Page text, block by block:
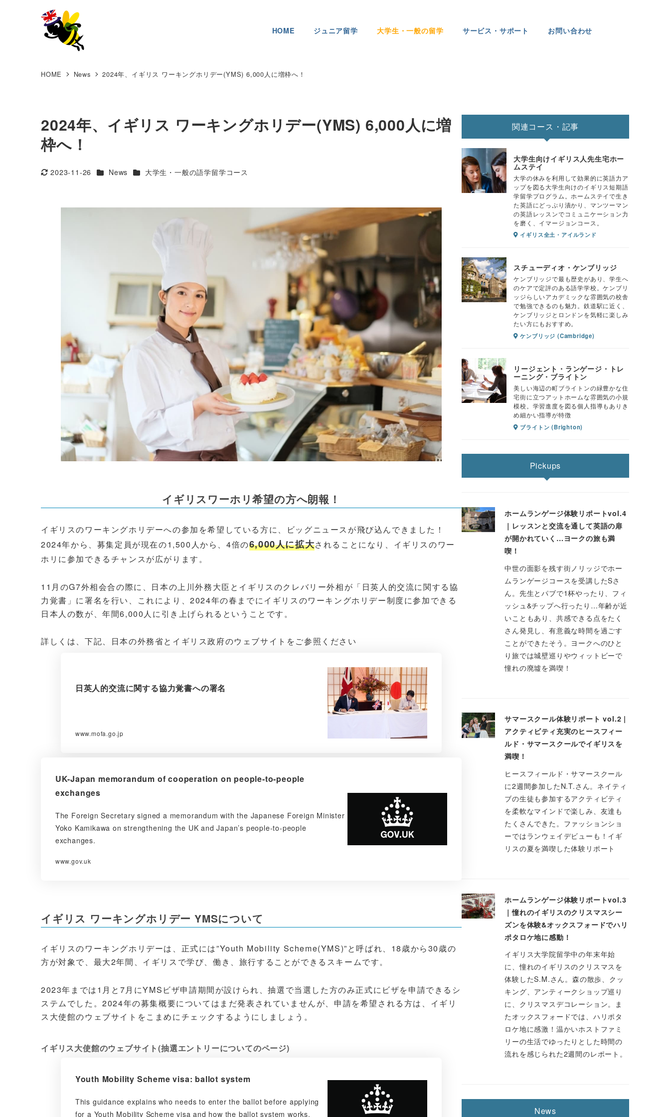
HOME ジュニア留学 大学生・一般の留学 サービス・サポート お問い合わせ
HOME News 2024年、イギリス ワーキングホリデー(YMS) 6,000人に増枠へ！
2024年、イギリス ワーキングホリデー(YMS) 6,000人に増
枠へ！
更新日
2023-11-26 カテゴリー
News カテゴリー
大学生・一般の語学留学コース
イギリスワーホリ希望の方へ朗報！
イギリスのワーキングホリデーへの参加を希望している方に、ビッグニュースが飛び込んできました！
2024年から、募集定員が現在の1,500人から、4倍の6,000人に拡大されることになり、イギリスのワー
ホリに参加できるチャンスが広がります。
11月のG7外相会合の際に、日本の上川外務大臣とイギリスのクレバリー外相が「日英人的交流に関する協
力覚書」に署名を行い、これにより、2024年の春までにイギリスのワーキングホリデー制度に参加できる
日本人の数が、年間6,000人に引き上げられるということです。
詳しくは、下記、日本の外務省とイギリス政府のウェブサイトをご参照ください
日英人的交流に関する協力覚書への署名
www.mofa.go.jp
UK-Japan memorandum of cooperation on people-to-people
exchanges
The Foreign Secretary signed a memorandum with the Japanese Foreign Minister
Yoko Kamikawa on strengthening the UK and Japan’s people-to-people
exchanges.
www.gov.uk
イギリス ワーキングホリデー YMSについて
イギリスのワーキングホリデーは、正式には”Youth Mobility Scheme(YMS)”と呼ばれ、18歳から30歳の
方が対象で、最大2年間、イギリスで学び、働き、旅行することができるスキームです。
2023年までは1月と7月にYMSビザ申請期間が設けられ、抽選で当選した方のみ正式にビザを申請できるシ
ステムでした。2024年の募集概要についてはまだ発表されていませんが、申請を希望される方は、イギリ
ス大使館のウェブサイトをこまめにチェックするようにしましょう。
イギリス大使館のウェブサイト(抽選エントリーについてのページ)
Youth Mobility Scheme visa: ballot system
This guidance explains who needs to enter the ballot before applying
for a Youth Mobility Scheme visa and how the ballot system works.
関連コース・記事
大学生向けイギリス人先生宅ホー
ムステイ
大学の休みを利用して効果的に英語力ア
ップを図る大学生向けのイギリス短期語
学留学プログラム。ホームステイで生き
た英語にどっぷり漬かり、マンツーマン
の英語レッスンでコミュニケーション力
を磨く、イマージョンコース。
イギリス全土・アイルランド
スチューディオ・ケンブリッジ
ケンブリッジで最も歴史があり、学生へ
のケアで定評のある語学学校。ケンブリ
ッジらしいアカデミックな雰囲気の校舎
で勉強できるのも魅力。鉄道駅に近く、
ケンブリッジとロンドンを気軽に楽しみ
たい方にもおすすめ。
ケンブリッジ (Cambridge)
リージェント・ランゲージ・トレ
ーニング・ブライトン
美しい海辺の町ブライトンの緑豊かな住
宅街に立つアットホームな雰囲気の小規
模校。学習進度を図る個人指導もありき
め細かい指導が特徴
ブライトン (Brighton)
Pickups
ホームランゲージ体験リポートvol.4
｜レッスンと交流を通して英語の扉
が開かれていく…ヨークの旅も満
喫！
中世の面影を残す街ノリッジでホー
ムランゲージコースを受講したSさ
ん。先生とパブで1杯やったり、フィ
ッシュ&チップへ行ったり…年齢が近
いこともあり、共感できる点をたく
さん発見し、有意義な時間を過ごす
ことができたそう。ヨークへのひと
り旅では城壁巡りやウィットビーで
憧れの廃墟を満喫！
サマースクール体験リポート vol.2 |
アクティビティ充実のヒースフィー
ルド・サマースクールでイギリスを
満喫！
ヒースフィールド・サマースクール
に2週間参加したN.T.さん。ネイティ
ブの生徒も参加するアクティビティ
を柔軟なマインドで楽しみ、友達も
たくさんできた。ファッションショ
ーではランウェイデビューも！イギ
リスの夏を満喫した体験リポート
ホームランゲージ体験リポートvol.3
｜憧れのイギリスのクリスマスシー
ズンを体験&オックスフォードでハリ
ポタロケ地に感動！
イギリス大学院留学中の年末年始
に、憧れのイギリスのクリスマスを
体験したS.M.さん。森の散歩、クッ
キング、アンティークショップ巡り
に、クリスマスデコレーション。ま
たオックスフォードでは、ハリポタ
ロケ地に感激！温かいホストファミ
リーの生活でゆったりとした時間の
流れを感じられた2週間のレポート。
News